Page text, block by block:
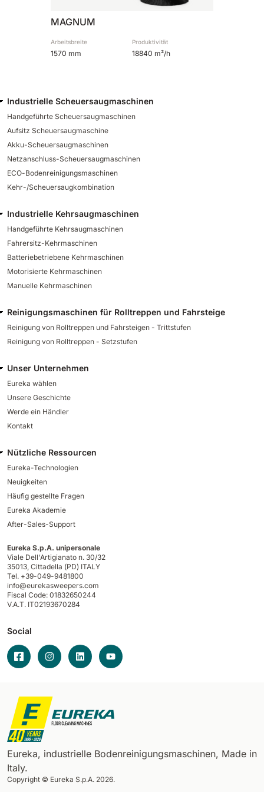
MAGNUM
Arbeitsbreite
1570 mm
Produktivität
18840 m²/h
Industrielle Scheuersaugmaschinen
Handgeführte Scheuersaugmaschinen
Aufsitz Scheuersaugmaschine
Akku-Scheuersaugmaschinen
Netzanschluss-Scheuersaugmaschinen
ECO-Bodenreinigungsmaschinen
Kehr-/Scheuersaugkombination
Industrielle Kehrsaugmaschinen
Handgeführte Kehrsaugmaschinen
Fahrersitz-Kehrmaschinen
Batteriebetriebene Kehrmaschinen
Motorisierte Kehrmaschinen
Manuelle Kehrmaschinen
Reinigungsmaschinen für Rolltreppen und Fahrsteige
Reinigung von Rolltreppen und Fahrsteigen - Trittstufen
Reinigung von Rolltreppen - Setzstufen
Unser Unternehmen
Eureka wählen
Unsere Geschichte
Werde ein Händler
Kontakt
Nützliche Ressourcen
Eureka-Technologien
Neuigkeiten
Häufig gestellte Fragen
Eureka Akademie
After-Sales-Support
Eureka S.p.A. unipersonale
Viale Dell'Artigianato n. 30/32
35013, Cittadella (PD) ITALY
Tel. +39-049-9481800
info@eurekasweepers.com
Fiscal Code: 01832650244
V.A.T. IT02193670284
Social
Eureka, industrielle Bodenreinigungsmaschinen, Made in
Italy.
Copyright © Eureka S.p.A. 2026.